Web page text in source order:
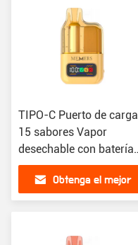
TIPO-C Puerto de carga
15 sabores Vapor
desechable con batería
de 900 mAh
Obtenga el mejor